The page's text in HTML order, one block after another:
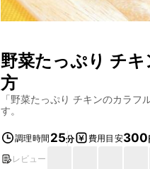
野菜たっぷり チ
方
「野菜たっぷり チキンのカラフ
す。
調理時間 25分 費用目安300
レビュー